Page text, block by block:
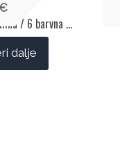
Podlaga kremna / 6 barvna paleta / EB.100
dalje